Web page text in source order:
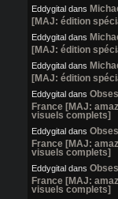
Eddygital dans
[MAJ: édition
Eddygital dans
[MAJ: édition
Eddygital dans
[MAJ: édition
Eddygital dans
France [MAJ:
visuels complets]
Eddygital dans
France [MAJ:
visuels complets]
Eddygital dans
France [MAJ:
visuels complets]